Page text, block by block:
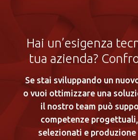
Hai un’esigenza
tua azienda?
Se stai sviluppando un
o vuoi ottimizzare una
il nostro team può
competenze
selezionati e produzione